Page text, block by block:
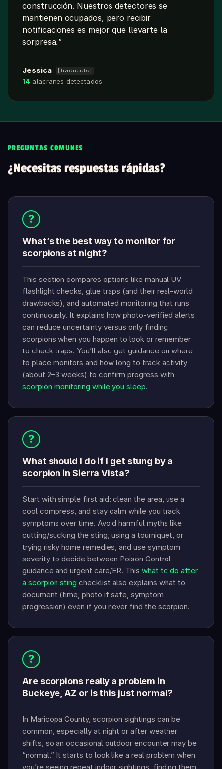
construcción. Nuestros detectores se
mantienen ocupados, pero recibir
notificaciones es mejor que llevarte la
sorpresa.
Jessica [Traducido]
14 alacranes detectados
PREGUNTAS COMUNES
¿Necesitas respuestas rápidas?
?
What’s the best way to monitor for
scorpions at night?
This section compares options like manual UV
flashlight checks, glue traps (and their real-world
drawbacks), and automated monitoring that runs
continuously. It explains how photo-verified alerts
can reduce uncertainty versus only finding
scorpions when you happen to look or remember
to check traps. You’ll also get guidance on where
to place monitors and how long to track activity
(about 2–3 weeks) to confirm progress with
scorpion monitoring while you sleep.
?
What should I do if I get stung by a
scorpion in Sierra Vista?
Start with simple first aid: clean the area, use a
cool compress, and stay calm while you track
symptoms over time. Avoid harmful myths like
cutting/sucking the sting, using a tourniquet, or
trying risky home remedies, and use symptom
severity to decide between Poison Control
guidance and urgent care/ER. This what to do after
a scorpion sting checklist also explains what to
document (time, photo if safe, symptom
progression) even if you never find the scorpion.
?
Are scorpions really a problem in
Buckeye, AZ or is this just normal?
In Maricopa County, scorpion sightings can be
common, especially at night or after weather
shifts, so an occasional outdoor encounter may be
“normal.” It starts to look like a real problem when
you’re seeing repeat indoor sightings, finding them